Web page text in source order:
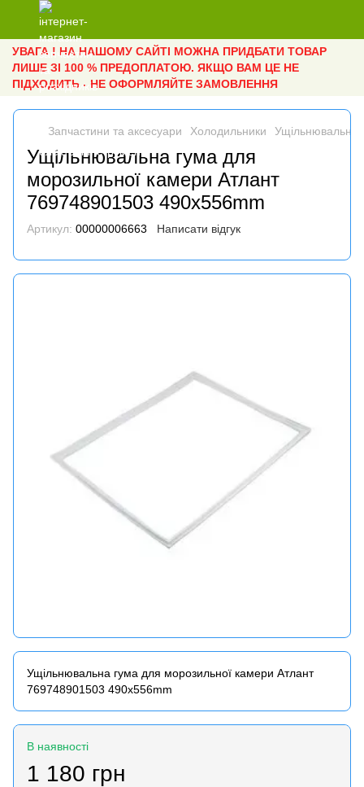
УВАГА ! НА НАШОМУ САЙТІ МОЖНА ПРИДБАТИ ТОВАР
ЛИШЕ ЗІ 100 % ПРЕДОПЛАТОЮ. ЯКЩО ВАМ ЦЕ НЕ
ПІДХОДИТЬ - НЕ ОФОРМЛЯЙТЕ ЗАМОВЛЕННЯ
Запчастини та аксесуари Холодильники Ущільнювальна
Ущільнювальна гума для
морозильної камери Атлант
769748901503 490x556mm
Артикул: 00000006663 Написати відгук
Ущільнювальна гума для морозильної камери Атлант
769748901503 490x556mm
В наявності
1 180 грн